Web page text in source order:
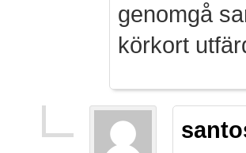
genomgå
körkort